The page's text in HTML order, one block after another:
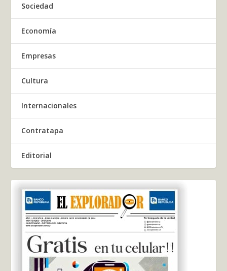
Sociedad
Economía
Empresas
Cultura
Internacionales
Contratapa
Editorial